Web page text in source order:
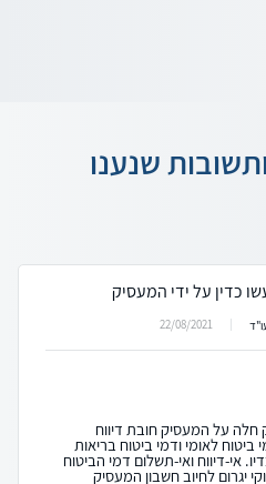
שנענו
כדין על ידי המעסיק
22/08/2021
חלה על המעסיק חובת דיווח
ביטוח לאומי ודמי ביטוח בריאות
אי-דיווח ואי-תשלום דמי הביטוח
יגרום לחיוב חשבון המעסיק